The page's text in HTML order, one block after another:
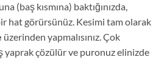
(baş kısmına) baktığınızda,
hat görürsünüz. Kesimi tam olarak
üzerinden yapmalısınız. Çok
yaprak çözülür ve puronuz elinizde